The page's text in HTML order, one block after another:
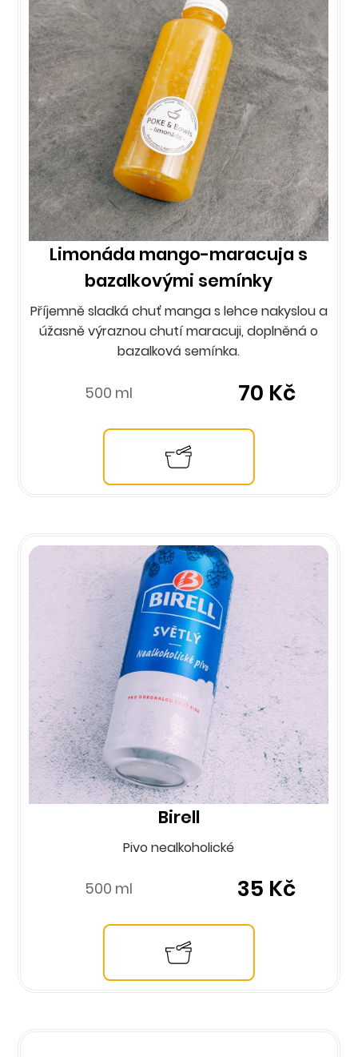
Limonáda mango-maracuja s
bazalkovými semínky
Příjemně sladká chuť manga s lehce nakyslou a
úžasně výraznou chutí maracuji, doplněná o
bazalková semínka.
500 ml 70 Kč
Birell
Pivo nealkoholické
500 ml 35 Kč